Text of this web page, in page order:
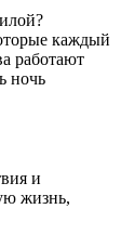
каждый
работают
ночь
и
жизнь,